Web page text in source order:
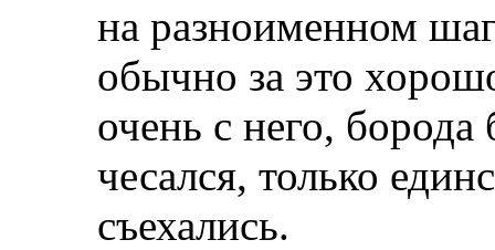
на разноименном
обычно за это
очень с него,
чесался, только
съехались.